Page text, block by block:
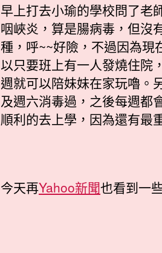
早上打去小瑜的學校問了老
咽峽炎，算是腸病毒，但沒
種，呼~~好險，不過因為現
以只要班上有一人發燒住院
週就可以陪妹妹在家玩嚕。
及週六消毒過，之後每週都
順利的去上學，因為還有最
今天再Yahoo新聞也看到一